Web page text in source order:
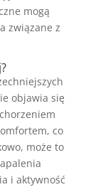
mogą
związane z
objawia się
co
może to
i aktywność